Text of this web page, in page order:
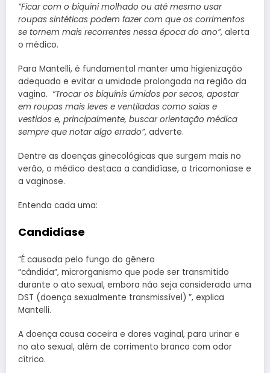
“Ficar com o biquíni molhado ou até mesmo usar
roupas sintéticas podem fazer com que os corrimentos
se tornem mais recorrentes nessa época do ano”, alerta
o médico.
Para Mantelli, é fundamental manter uma higienização
adequada e evitar a umidade prolongada na região da
vagina. “Trocar os biquínis úmidos por secos, apostar
em roupas mais leves e ventiladas como saias e
vestidos e, principalmente, buscar orientação médica
sempre que notar algo errado”, adverte.
Dentre as doenças ginecológicas que surgem mais no
verão, o médico destaca a candidíase, a tricomoníase e
a vaginose.
Entenda cada uma:
Candidíase
“É causada pelo fungo do gênero
“cândida”, microrganismo que pode ser transmitido
durante o ato sexual, embora não seja considerada uma
DST (doença sexualmente transmissível) ”, explica
Mantelli.
A doença causa coceira e dores vaginal, para urinar e
no ato sexual, além de corrimento branco com odor
cítrico.